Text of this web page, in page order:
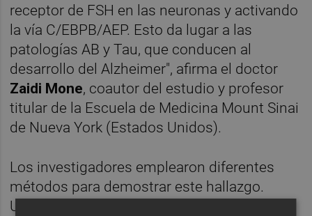
receptor de FSH en las neuronas y activando
la vía C/EBPB/AEP. Esto da lugar a las
patologías AB y Tau, que conducen al
desarrollo del Alzheimer", afirma el doctor
Zaidi Mone, coautor del estudio y profesor
titular de la Escuela de Medicina Mount Sinai
de Nueva York (Estados Unidos).
Los investigadores emplearon diferentes
métodos para demostrar este hallazgo.
Utilizando ratones ovariectomizados,